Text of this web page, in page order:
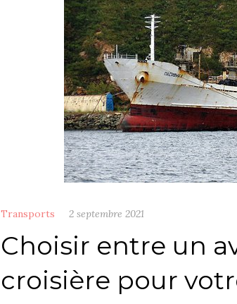
Transports 2 septembre 2021
Choisir entre un
croisière pour